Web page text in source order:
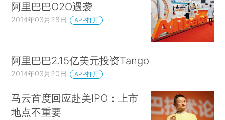
阿里巴巴O2O遇袭
2014年03月28日 APP打开
阿里巴巴2.15亿美元投资Tango
2014年03月20日 APP打开
马云首度回应赴美IPO：上市
地点不重要